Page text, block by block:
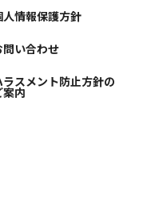
人情報保護方針
問い合わせ
ラスメント防止方針の
案内